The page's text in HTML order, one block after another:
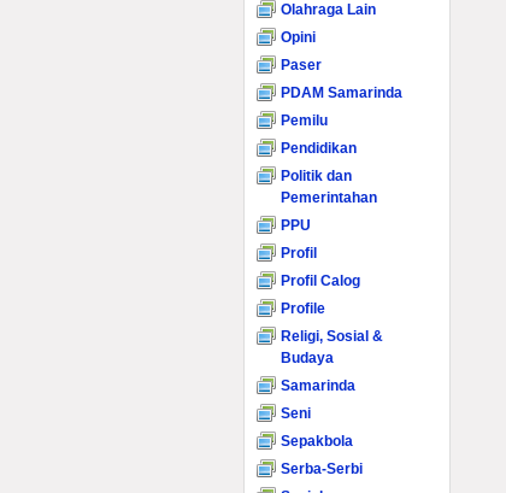
Olahraga Lain
Opini
Paser
PDAM Samarinda
Pemilu
Pendidikan
Politik dan
Pemerintahan
PPU
Profil
Profil Calog
Profile
Religi, Sosial &
Budaya
Samarinda
Seni
Sepakbola
Serba-Serbi